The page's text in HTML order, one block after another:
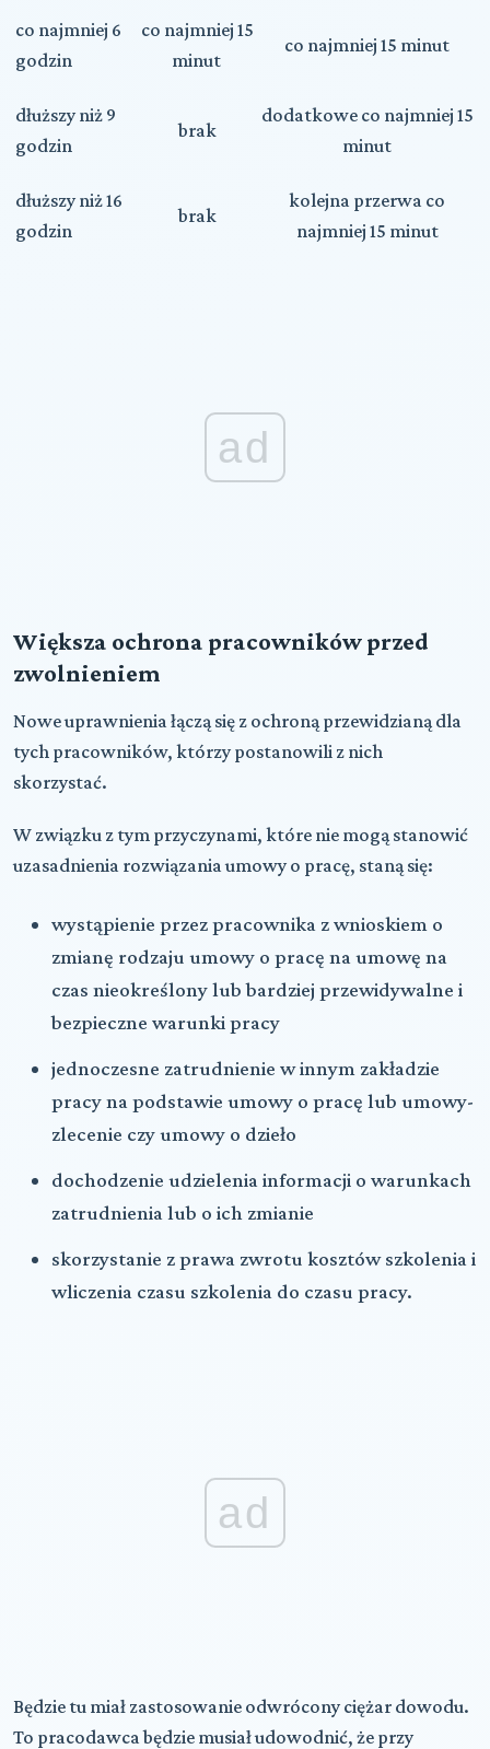
co najmniej 6
godzin
co najmniej 15
minut
co najmniej 15 minut
dłuższy niż 9
godzin
brak
dodatkowe co najmniej 15
minut
dłuższy niż 16
godzin
brak
kolejna przerwa co
najmniej 15 minut
ad
Większa ochrona pracowników przed
zwolnieniem
Nowe uprawnienia łączą się z ochroną przewidzianą dla
tych pracowników, którzy postanowili z nich
skorzystać.
W związku z tym przyczynami, które nie mogą stanowić
uzasadnienia rozwiązania umowy o pracę, staną się:
wystąpienie przez pracownika z wnioskiem o
zmianę rodzaju umowy o pracę na umowę na
czas nieokreślony lub bardziej przewidywalne i
bezpieczne warunki pracy
jednoczesne zatrudnienie w innym zakładzie
pracy na podstawie umowy o pracę lub umowy-
zlecenie czy umowy o dzieło
dochodzenie udzielenia informacji o warunkach
zatrudnienia lub o ich zmianie
skorzystanie z prawa zwrotu kosztów szkolenia i
wliczenia czasu szkolenia do czasu pracy.
ad
Będzie tu miał zastosowanie odwrócony ciężar dowodu.
To pracodawca będzie musiał udowodnić, że przy